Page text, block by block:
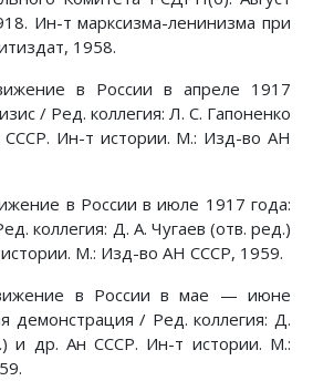
Ин-т марксизма-ленинизма при
1958.
в России в апреле 1917
/ Ред. коллегия: Л. С. Гапоненко
Ин-т истории. М.: Изд-во АН
в России в июле 1917 года:
коллегия: Д. А. Чугаев (отв. ред.)
М.: Изд-во АН СССР, 1959.
в России в мае — июне
демонстрация / Ред. коллегия: Д.
и др. Ан СССР. Ин-т истории. М.: